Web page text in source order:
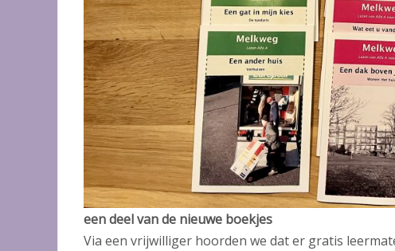
een deel van de nieuwe boekjes
Via een vrijwilliger hoorden we dat er gratis